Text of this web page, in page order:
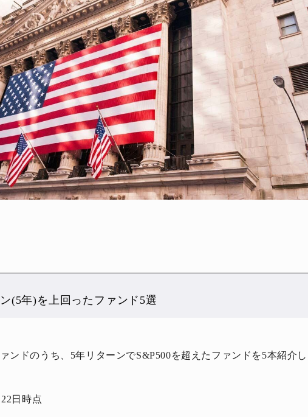
(5年)を上回ったファンド5選
ンドのうち、5年リターンでS&P500を超えたファンドを5本紹介し
日時点